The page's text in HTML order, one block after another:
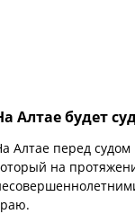
Алтае будет
Алтае перед
на